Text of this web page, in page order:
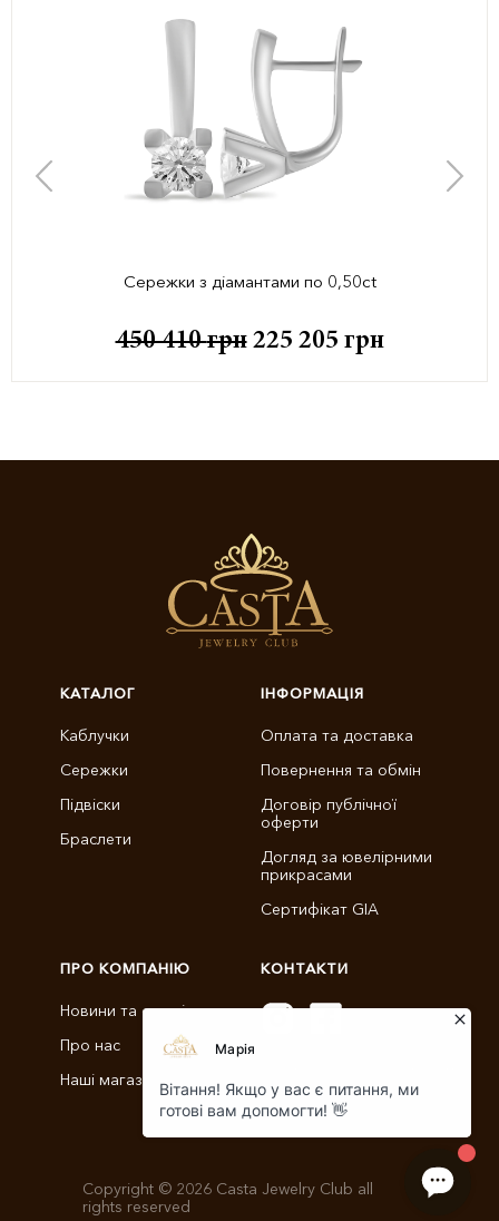
Сережки з діамантами по 0,50ct
450 410грн 225 205 грн
КАТАЛОГ
Каблучки
Сережки
Підвіски
Браслети
ІНФОРМАЦІЯ
Оплата та доставка
Повернення та обмін
Договір публічної
оферти
Догляд за ювелірними
прикрасами
Сертифікат GIA
ПРО КОМПАНІЮ
Новини та статті
Про нас
Наші магазини
КОНТАКТИ
+38 (096) 900-11-22
Copyright © 2026 Casta Jewelry Club all
rights reserved